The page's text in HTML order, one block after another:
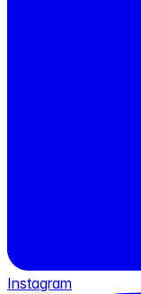
Instagram